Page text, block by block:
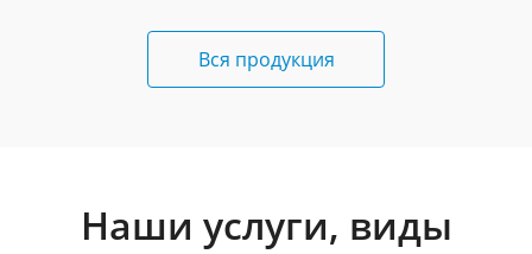
Вся продукция
Наши услуги, виды